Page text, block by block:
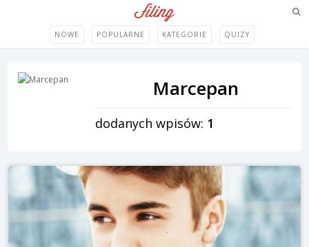
NOWE POPULARNE KATEGORIE QUIZY
Marcepan
dodanych wpisów: 1